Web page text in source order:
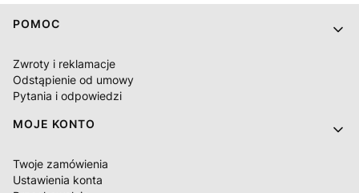
Linki w stopce
POMOC
Zwroty i reklamacje
Odstąpienie od umowy
Pytania i odpowiedzi
MOJE KONTO
Twoje zamówienia
Ustawienia konta